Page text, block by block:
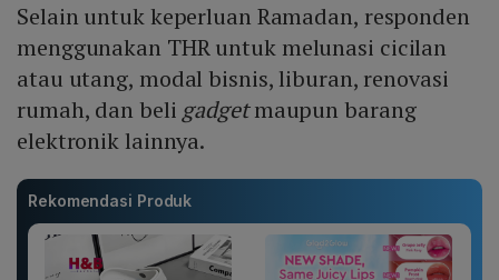
Selain untuk keperluan Ramadan, responden
menggunakan THR untuk melunasi cicilan
atau utang, modal bisnis, liburan, renovasi
rumah, dan beligadgetmaupun barang
elektronik lainnya.
Rekomendasi Produk